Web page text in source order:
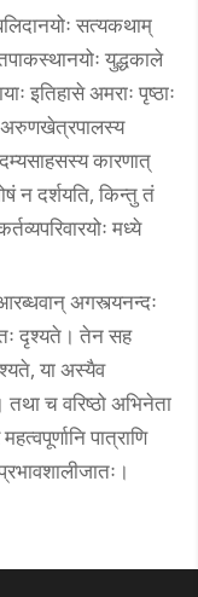
सत्यकथाम्
युद्धकाले
इतिहासे अमराः पृष्ठाः
अरुणखेत्रपालस्य
कारणात्
न दर्शयति, किन्तु तं
मध्ये
अगस्त्यनन्दः
दृश्यते। तेन सह
या अस्यैव
च वरिष्ठो अभिनेता
पात्राणि